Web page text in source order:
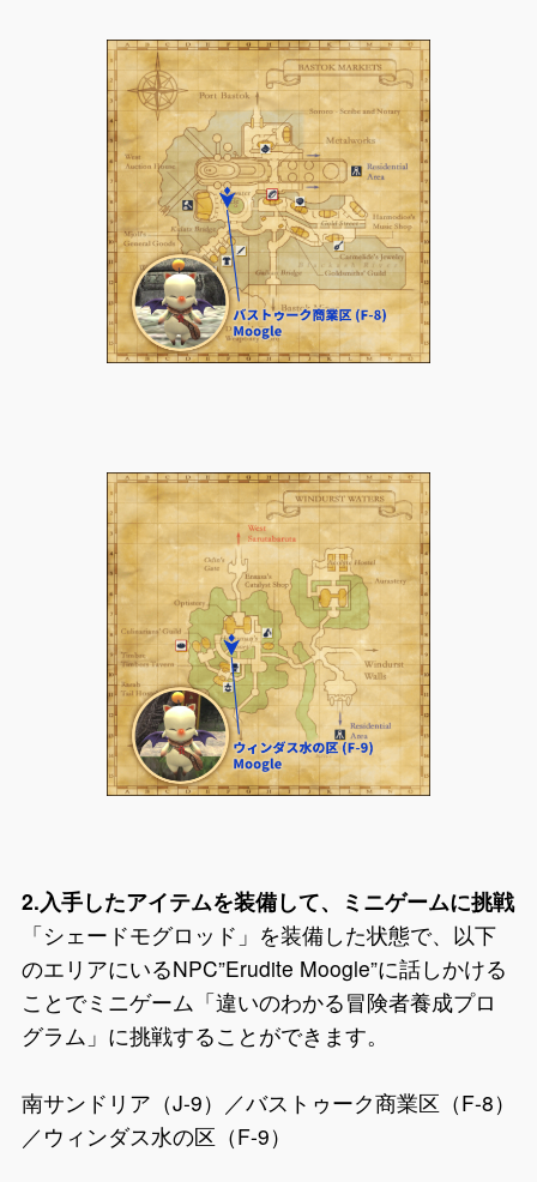
2.入手したアイテムを装備して、ミニゲームに挑戦
「シェードモグロッド」を装備した状態で、以下
のエリアにいるNPC”Erudite Moogle”に話しかける
ことでミニゲーム「違いのわかる冒険者養成プロ
グラム」に挑戦することができます。
南サンドリア（J-9）／バストゥーク商業区（F-8）
／ウィンダス水の区（F-9）